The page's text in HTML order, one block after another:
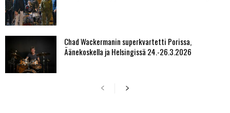
Chad Wackermanin superkvartetti Porissa,
Äänekoskella ja Helsingissä 24.-26.3.2026